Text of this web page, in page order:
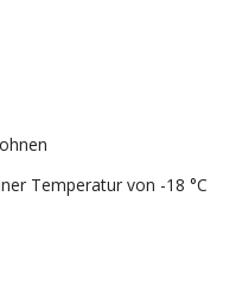
Temperatur von -18 °C